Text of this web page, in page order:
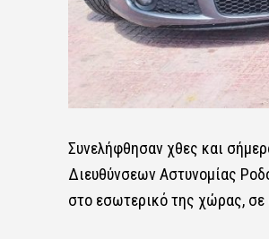
Συνελήφθησαν χθες και
Διευθύνσεων Αστυνομίας
στο εσωτερικό της χώρας, σε